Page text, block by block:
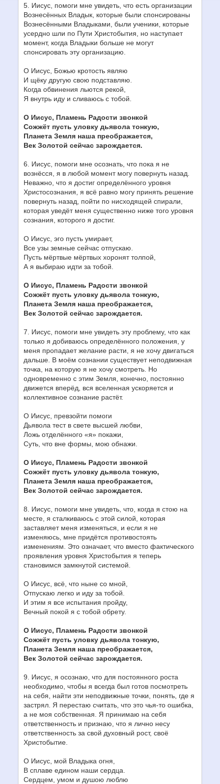
5. Иисус, помоги мне увидеть, что есть организации
Вознесённых Владык, которые были спонсированы
Вознесёнными Владыками, были ученики, которые
усердно шли по Пути Христобытия, но наступает
момент, когда Владыки больше не могут
спонсировать эту организацию.
О Иисус, Божью кротость являю
И щёку другую свою подставляю.
Когда обвинения льются рекой,
Я внутрь иду и сливаюсь с тобой.
О Иисус, Пламень Радости звонкой
Сожжёт пусть уловку дьявола тонкую,
Планета Земля наша преображается,
Век Золотой сейчас зарождается.
6. Иисус, помоги мне осознать, что пока я не
вознёсся, я в любой момент могу повернуть назад.
Неважно, что я достиг определённого уровня
Христосознания, я всё равно могу принять решение
повернуть назад, пойти по нисходящей спирали,
которая уведёт меня существенно ниже того уровня
сознания, которого я достиг.
О Иисус, эго пусть умирает,
Все узы земные сейчас отпускаю.
Пусть мёртвые мёртвых хоронят толпой,
А я выбираю идти за тобой.
О Иисус, Пламень Радости звонкой
Сожжёт пусть уловку дьявола тонкую,
Планета Земля наша преображается,
Век Золотой сейчас зарождается.
7. Иисус, помоги мне увидеть эту проблему, что как
только я добиваюсь определённого положения, у
меня пропадает желание расти, я не хочу двигаться
дальше. В моём сознании существует неподвижная
точка, на которую я не хочу смотреть. Но
одновременно с этим Земля, конечно, постоянно
движется вперёд, вся вселенная ускоряется и
коллективное сознание растёт.
О Иисус, превзойти помоги
Дьявола тест в свете высшей любви,
Ложь отделённого «я» покажи,
Суть, что вне формы, мою обнажи.
О Иисус, Пламень Радости звонкой
Сожжёт пусть уловку дьявола тонкую,
Планета Земля наша преображается,
Век Золотой сейчас зарождается.
8. Иисус, помоги мне увидеть, что, когда я стою на
месте, я сталкиваюсь с этой силой, которая
заставляет меня изменяться, и если я не
изменяюсь, мне придётся противостоять
изменениям. Это означает, что вместо фактического
проявления уровня Христобытия я теперь
становимся замкнутой системой.
О Иисус, всё, что ныне со мной,
Отпускаю легко и иду за тобой.
И этим я все испытания пройду,
Вечный покой я с тобой обрету.
О Иисус, Пламень Радости звонкой
Сожжёт пусть уловку дьявола тонкую,
Планета Земля наша преображается,
Век Золотой сейчас зарождается.
9. Иисус, я осознаю, что для постоянного роста
необходимо, чтобы я всегда был готов посмотреть
на себя, найти эти неподвижные точки, понять, где я
застрял. Я перестаю считать, что это чья-то ошибка,
а не моя собственная. Я принимаю на себя
ответственность и признаю, что я лично несу
ответственность за свой духовный рост, своё
Христобытие.
О Иисус, мой Владыка огня,
В сплаве едином наши сердца.
Сердцем, умом и душою люблю